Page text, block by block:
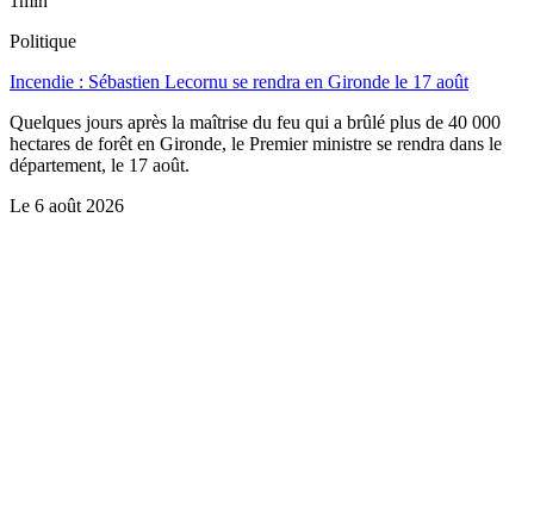
Politique
Incendie : Sébastien Lecornu se rendra en Gironde le 17 août
Quelques jours après la maîtrise du feu qui a brûlé plus de 40 000
hectares de forêt en Gironde, le Premier ministre se rendra dans le
département, le 17 août.
Le 6 août 2026